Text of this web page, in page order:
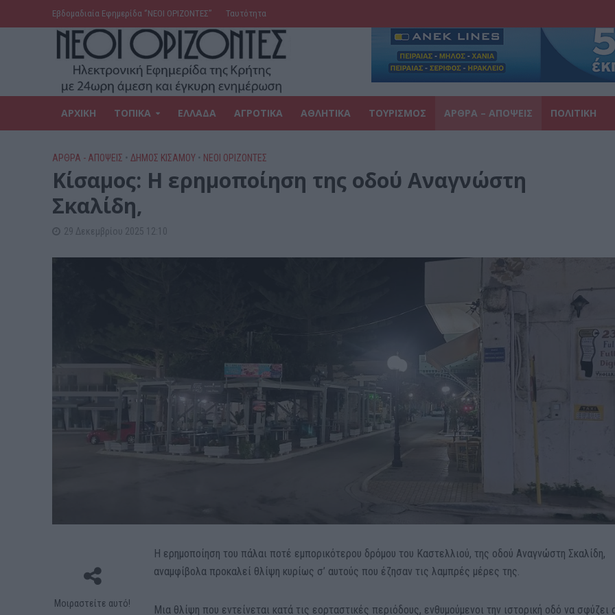
Εβδομαδιαία Εφημερίδα ‘’ΝΕΟΙ ΟΡΙΖΟΝΤΕΣ’’ Ταυτότητα
ΑΡΧΙΚΗ ΤΟΠΙΚΑ ΕΛΛΑΔΑ ΑΓΡΟΤΙΚΑ ΑΘΛΗΤΙΚΑ ΤΟΥΡΙΣΜΟΣ ΑΡΘΡΑ – ΑΠΟΨΕΙΣ ΠΟΛΙΤΙΚΗ
ΑΡΘΡΑ - ΑΠΟΨΕΙΣ • ΔΉΜΟΣ ΚΙΣΆΜΟΥ • ΝΕΟΙ ΟΡΙΖΟΝΤΕΣ
Κίσαμος: Η ερημοποίηση της οδού Αναγνώστη
Σκαλίδη,
29 Δεκεμβρίου 2025 12:10
Μοιραστείτε αυτό!
Η ερημοποίηση του πάλαι ποτέ εμπορικότερου δρόμου του Καστελλιού, της οδού Αναγνώστη Σκαλίδη,
αναμφίβολα προκαλεί θλίψη κυρίως σ’ αυτούς που έζησαν τις λαμπρές μέρες της.
Μια θλίψη που εντείνεται κατά τις εορταστικές περιόδους, ενθυμούμενοι την ιστορική οδό να σφύζει